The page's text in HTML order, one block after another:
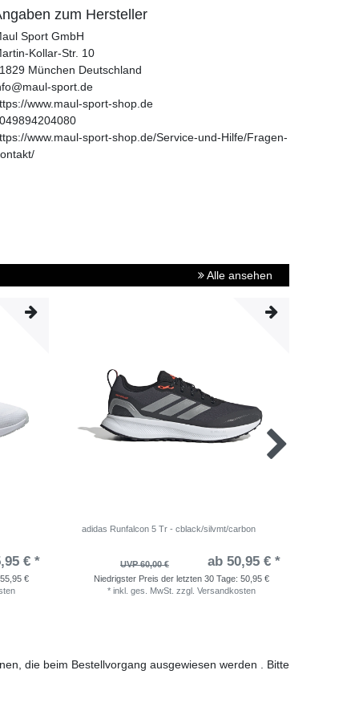
zum Hersteller
Sport GmbH
Kollar-Str. 10
München Deutschland
sport.de
www.maul-sport-shop.de
www.maul-sport-shop.de/Service-und-Hilfe/Fragen-
Alle ansehen
€ *
55,95 €
adidas Runfalcon 5 Tr - cblack/silvmt/carbon
UVP 60,00 € ab 50,95 € *
Niedrigster Preis der letzten 30 Tage: 50,95 €
* inkl. ges. MwSt. zzgl. Versandkosten
die beim Bestellvorgang ausgewiesen werden . Bitte